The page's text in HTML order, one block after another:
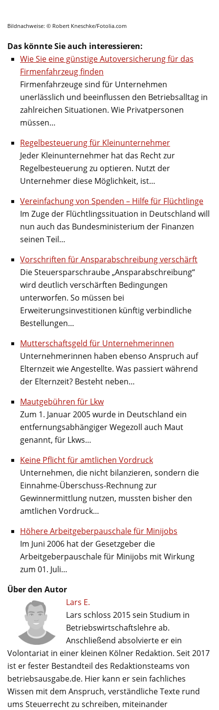
Bildnachweise: © Robert Kneschke/Fotolia.com
Das könnte Sie auch interessieren:
Wie Sie eine günstige Autoversicherung für das
Firmenfahrzeug finden
Firmenfahrzeuge sind für Unternehmen
unerlässlich und beeinflussen den Betriebsalltag in
zahlreichen Situationen. Wie Privatpersonen
müssen…
Regelbesteuerung für Kleinunternehmer
Jeder Kleinunternehmer hat das Recht zur
Regelbesteuerung zu optieren. Nutzt der
Unternehmer diese Möglichkeit, ist…
Vereinfachung von Spenden – Hilfe für Flüchtlinge
Im Zuge der Flüchtlingssituation in Deutschland will
nun auch das Bundesministerium der Finanzen
seinen Teil…
Vorschriften für Ansparabschreibung verschärft
Die Steuersparschraube „Ansparabschreibung“
wird deutlich verschärften Bedingungen
unterworfen. So müssen bei
Erweiterungsinvestitionen künftig verbindliche
Bestellungen…
Mutterschaftsgeld für Unternehmerinnen
Unternehmerinnen haben ebenso Anspruch auf
Elternzeit wie Angestellte. Was passiert während
der Elternzeit? Besteht neben…
Mautgebühren für Lkw
Zum 1. Januar 2005 wurde in Deutschland ein
entfernungsabhängiger Wegezoll auch Maut
genannt, für Lkws…
Keine Pflicht für amtlichen Vordruck
Unternehmen, die nicht bilanzieren, sondern die
Einnahme-Überschuss-Rechnung zur
Gewinnermittlung nutzen, mussten bisher den
amtlichen Vordruck…
Höhere Arbeitgeberpauschale für Minijobs
Im Juni 2006 hat der Gesetzgeber die
Arbeitgeberpauschale für Minijobs mit Wirkung
zum 01. Juli…
Über den Autor
Lars E.
Lars schloss 2015 sein Studium in
Betriebswirtschaftslehre ab.
Anschließend absolvierte er ein
Volontariat in einer kleinen Kölner Redaktion. Seit 2017
ist er fester Bestandteil des Redaktionsteams von
betriebsausgabe.de. Hier kann er sein fachliches
Wissen mit dem Anspruch, verständliche Texte rund
ums Steuerrecht zu schreiben, miteinander